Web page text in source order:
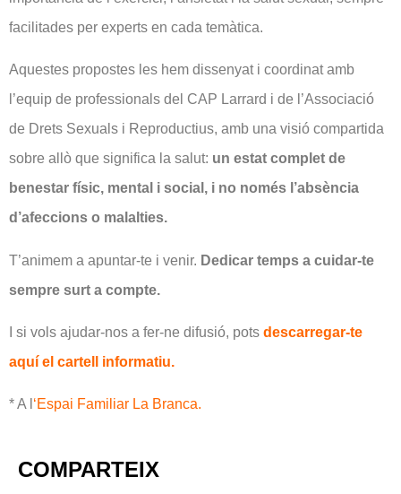
facilitades per experts en cada temàtica.
Aquestes propostes les hem dissenyat i coordinat amb
l’equip de professionals del CAP Larrard i de l’Associació
de Drets Sexuals i Reproductius, amb una visió compartida
sobre allò que significa la salut: un estat complet de
benestar físic, mental i social, i no només l’absència
d’afeccions o malalties.
T’animem a apuntar-te i venir. Dedicar temps a cuidar-te
sempre surt a compte.
I si vols ajudar-nos a fer-ne difusió, pots descarregar-te
aquí el cartell informatiu.
* A l ‘Espai Familiar La Branca.
COMPARTEIX